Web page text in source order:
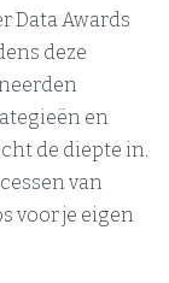
Data Awards
deze
en
de diepte in.
van
voor je eigen